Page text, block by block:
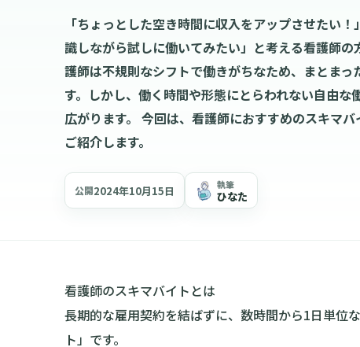
「ちょっとした空き時間に収入をアップさせたい
識しながら試しに働いてみたい」と考える看護師
護師は不規則なシフトで働きがちなため、まとま
す。しかし、働く時間や形態にとらわれない自由
広がります。 今回は、看護師におすすめのスキマ
ご紹介します。
公開2024年10月15日 執筆
ひなた
看護師のスキマバイトとは
長期的な雇用契約を結ばずに、数時間から1日単位
ト」です。